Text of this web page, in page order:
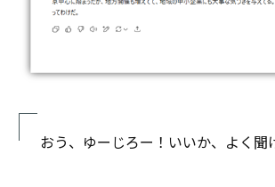
おう、ゆーじろー！いいか、よく聞